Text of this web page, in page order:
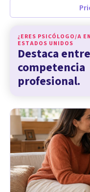
¿ERES PSICÓLOGO/A EN
ESTADOS UNIDOS
Destaca
competencia
profesional.